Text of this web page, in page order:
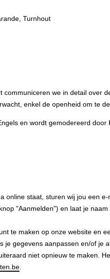
Turnhout
we in detail over
enkel de openheid om te
en wordt gemodereerd door
online staat, sturen wij jou een
"Aanmelden") en laat je
te maken op onze website en
je gegevens aanpassen en/of je
niet opnieuw te maken.
.